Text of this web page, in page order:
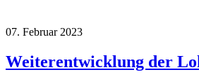
07. Februar 2023
Weiterentwicklung der